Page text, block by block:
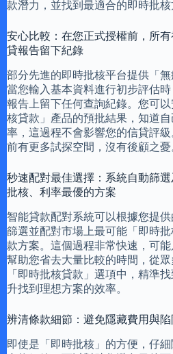
款潛力，並找到最適合的即時批核
安心比較：在您正式授權前，所
貸報告留下紀錄
部分先進的即時批核平台提供「
當您輸入基本資料進行初步評估
報告上留下任何查詢紀錄。您可
核貸款」產品的預批結果，知道
率，這過程不會影響您的信貸評
前有更多試探空間，沒有後顧之憂
秒速配對最佳選擇：系統自動篩
批核、利率最優的方案
智能貸款配對系統可以根據您提
篩選並配對市場上最可能「即時
款方案。這個過程非常快速，可
幫助您省去大量比較的時間，從
「即時批核貸款」選項中，精準
升找到理想方案的效率。
辨清條款細節：避免隱藏費用與陷
即使是「即時批核」的方便，仔